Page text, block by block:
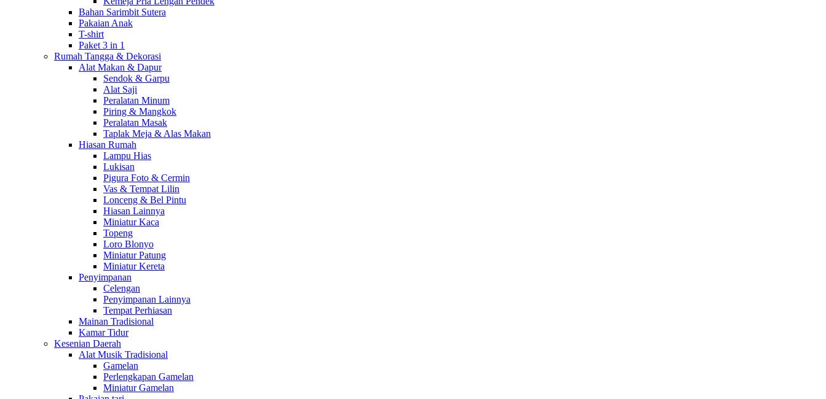
Bahan Sarimbit Sutera
Pakaian Anak
T-shirt
Paket 3 in 1
Rumah Tangga & Dekorasi
Alat Makan & Dapur
Sendok & Garpu
Alat Saji
Peralatan Minum
Piring & Mangkok
Peralatan Masak
Taplak Meja & Alas Makan
Hiasan Rumah
Lampu Hias
Lukisan
Pigura Foto & Cermin
Vas & Tempat Lilin
Lonceng & Bel Pintu
Hiasan Lainnya
Miniatur Kaca
Topeng
Loro Blonyo
Miniatur Patung
Miniatur Kereta
Penyimpanan
Celengan
Penyimpanan Lainnya
Tempat Perhiasan
Mainan Tradisional
Kamar Tidur
Kesenian Daerah
Alat Musik Tradisional
Gamelan
Perlengkapan Gamelan
Miniatur Gamelan